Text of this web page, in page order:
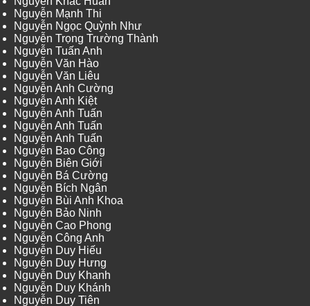
Nguyễn Mạnh Thi
Nguyễn Ngọc Quỳnh Như
Nguyễn Trọng Trường Thành
Nguyễn Tuấn Anh
Nguyễn Văn Hào
Nguyễn Văn Liêu
Nguyễn Anh Cường
Nguyễn Anh Kiệt
Nguyễn Anh Tuấn
Nguyễn Anh Tuấn
Nguyễn Anh Tuấn
Nguyễn Bao Công
Nguyễn Biên Giới
Nguyễn Bá Cường
Nguyễn Bích Ngân
Nguyễn Bùi Anh Khoa
Nguyễn Bảo Ninh
Nguyễn Cao Phong
Nguyễn Công Anh
Nguyễn Duy Hiếu
Nguyễn Duy Hưng
Nguyễn Duy Khanh
Nguyễn Duy Khánh
Nguyễn Duy Tiên